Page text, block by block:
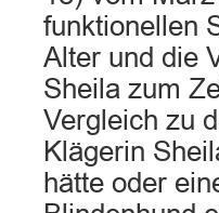
funktionellen
Alter und die
Sheila zum
Vergleich zu
Klägerin
hätte oder